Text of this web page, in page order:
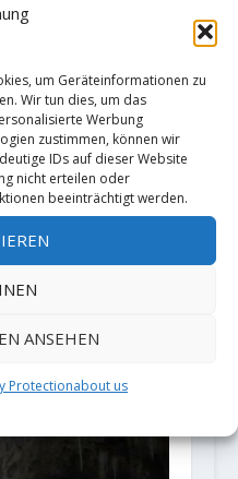
um Geräteinformationen zu
Wir tun dies, um das
Werbung
zustimmen, können wir
IDs auf dieser Website
nicht erteilen oder
beeinträchtigt werden.
ANSEHEN
Protectionabout us
bei